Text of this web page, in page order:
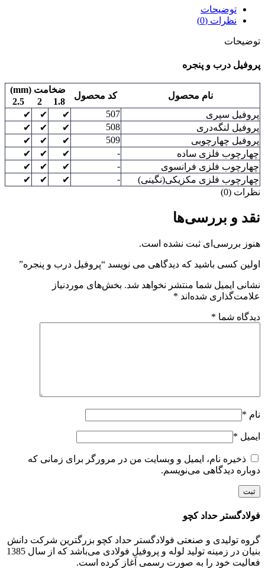
توضیحات
نظرات (0)
توضیحات
پروفیل درب و پنجره
نام محصول کد محصول
ضخامت (mm)
1.8
2
2.5
پروفیل سپری
507
✔
✔
✔
پروفیل لنگه‌دری
508
✔
✔
✔
پروفیل چهارچوبی
509
✔
✔
✔
چهارچوب فلزی ساده
-
✔
✔
✔
چهارچوب فلزی فرانسوی
-
✔
✔
✔
چهارچوب فلزی مکزیکی(نگینی)
-
✔
✔
✔
نظرات (0)
نقد و بررسی‌ها
هنوز بررسی‌ای ثبت نشده است.
اولین کسی باشید که دیدگاهی می نویسد “پروفیل درب و پنجره”
نشانی ایمیل شما منتشر نخواهد شد. بخش‌های موردنیاز
علامت‌گذاری شده‌اند *
دیدگاه شما *
نام *
ایمیل *
ذخیره نام، ایمیل و وبسایت من در مرورگر برای زمانی که
دوباره دیدگاهی می‌نویسم.
فولادگستر حداد کچو
گروه تولیدی و صنعتی فولادگستر حداد کچو بزرگترین شرکت دانش
بنیان در زمینه تولید لوله و پروفیل فولادی می‌باشد که از سال 1385
فعالیت خود را به صورت رسمی آغاز کرده است.